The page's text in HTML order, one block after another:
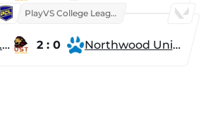
PlayVS College League 2025: Fall
University of St. Thomas 2 : 0 Northwood University